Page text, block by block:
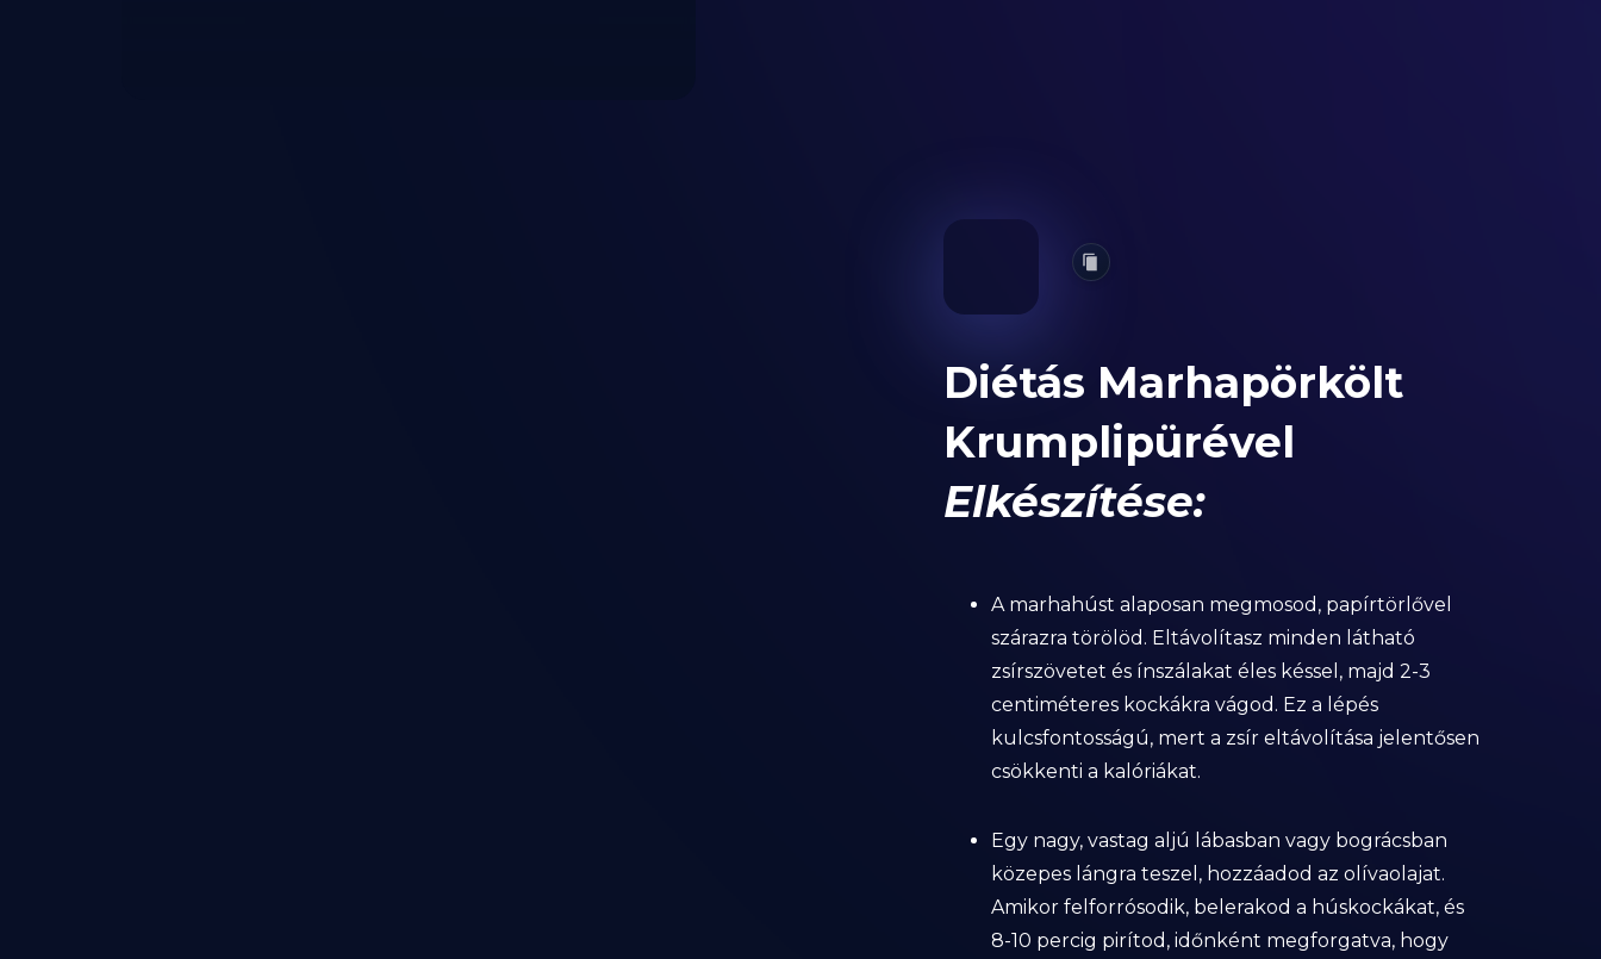
Diétás Marhapörkölt
Krumplipürével
Elkészítése:
A marhahúst alaposan megmosod, papírtörlővel
szárazra törölöd. Eltávolítasz minden látható
zsírszövetet és ínszálakat éles késsel, majd 2-3
centiméteres kockákra vágod. Ez a lépés
kulcsfontosságú, mert a zsír eltávolítása jelentősen
csökkenti a kalóriákat.
Egy nagy, vastag aljú lábasban vagy bográcsban
közepes lángra teszel, hozzáadod az olívaolajat.
Amikor felforrósodik, belerakod a húskockákat, és
8-10 percig pirítod, időnként megforgatva, hogy